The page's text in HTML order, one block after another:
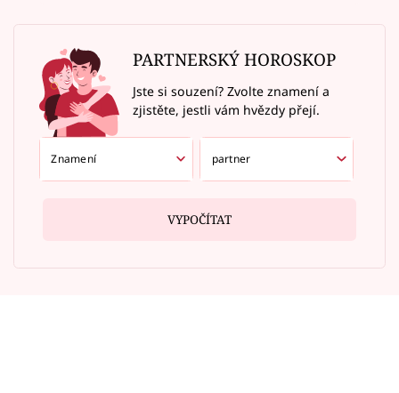
PARTNERSKÝ HOROSKOP
Jste si souzení? Zvolte znamení a
zjistěte, jestli vám hvězdy přejí.
VYPOČÍTAT